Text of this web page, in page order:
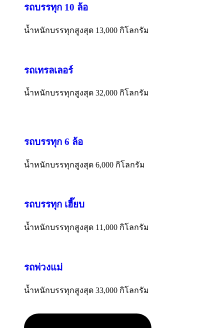
รถบรรทุก 10 ล้อ
น้ำหนักบรรทุกสูงสุด 13,000 กิโลกรัม
รถเทรลเลอร์
น้ำหนักบรรทุกสูงสุด 32,000 กิโลกรัม
รถบรรทุก 6 ล้อ
น้ำหนักบรรทุกสูงสุด 6,000 กิโลกรัม
รถบรรทุก เฮี๊ยบ
น้ำหนักบรรทุกสูงสุด 11,000 กิโลกรัม
รถพ่วงแม่
น้ำหนักบรรทุกสูงสุด 33,000 กิโลกรัม